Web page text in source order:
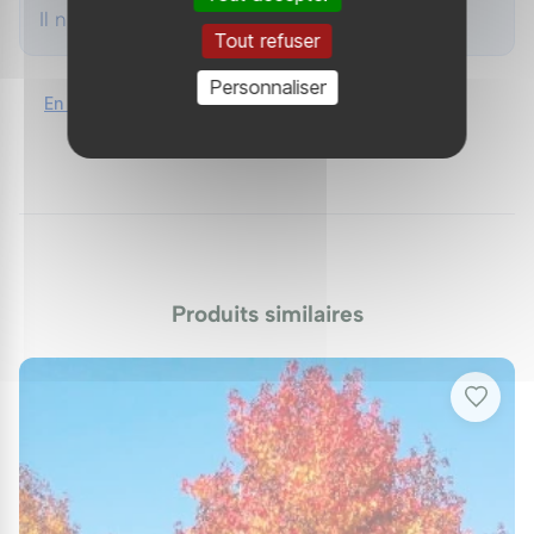
'Pasqualli' demande un sol profond, frais à humide
mais drainé, acide à neutre ; le calcaire le chlorose
et ternit ses couleurs. Sa bonne résistance au vent
Installez un jeune plant élevé en conteneur sans
Le port colonnaire étant naturel, aucune taille de
forme n'est nécessaire : laissez l'arbre se construire
et limitez-vous à retirer le bois mort. Maintenez le
sol frais en été et paillez le pied. Les capsules
épineuses tombent au sol en fin d'hiver et se
ramassent facilement si elles gênent un passage.
Il n'y a aucun avis
En savoir plus Ajouter votre avis
Produits similaires
Tout refuser
Personnaliser